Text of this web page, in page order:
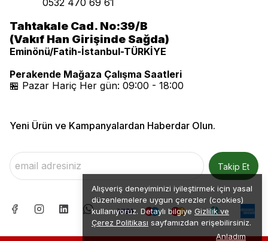
Alışveriş deneyiminizi iyileştirmek için yasal
düzenlemelere uygun çerezler (cookies)
kullanıyoruz. Detaylı bilgiye Gizlilik ve
Çerez Politikası sayfamızdan erişebilirsiniz.
Anladım
0532 470 69 61
Tahtakale Cad. No:39/B
(Vakıf Han Girişinde Sağda)
Eminönü/Fatih-İstanbul-TÜRKİYE
Perakende Mağaza Çalışma Saatleri
🏪 Pazar Hariç Her gün: 09:00 - 18:00
Yeni Ürün ve Kampanyalardan Haberdar Olun.
Takip Et